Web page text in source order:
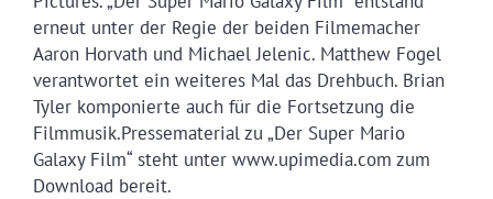
erneut unter der Regie der beiden Filmemacher
Aaron Horvath und Michael Jelenic. Matthew Fogel
verantwortet ein weiteres Mal das Drehbuch. Brian
Tyler komponierte auch für die Fortsetzung die
Filmmusik.Pressematerial zu „Der Super Mario
Galaxy Film“ steht unter www.upimedia.com zum
Download bereit.